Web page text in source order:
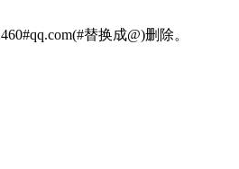
替换成@)删除。